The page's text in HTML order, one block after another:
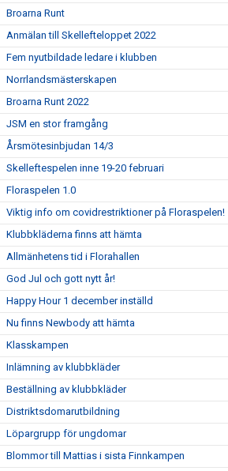
Broarna Runt
Anmälan till Skellefteloppet 2022
Fem nyutbildade ledare i klubben
Norrlandsmästerskapen
Broarna Runt 2022
JSM en stor framgång
Årsmötesinbjudan 14/3
Skelleftespelen inne 19-20 februari
Floraspelen 1.0
Viktig info om covidrestriktioner på Floraspelen!
Klubbkläderna finns att hämta
Allmänhetens tid i Florahallen
God Jul och gott nytt år!
Happy Hour 1 december inställd
Nu finns Newbody att hämta
Klasskampen
Inlämning av klubbkläder
Beställning av klubbkläder
Distriktsdomarutbildning
Löpargrupp för ungdomar
Blommor till Mattias i sista Finnkampen